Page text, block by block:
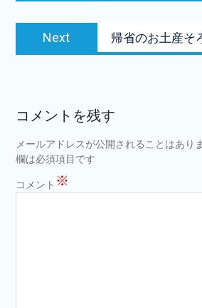
ゲ
シ
ン
Next
Next
post:
帰省のお土産そ
コメントを残す
メールアドレスが公開されることはあり
欄は必須項目です
コメント ※